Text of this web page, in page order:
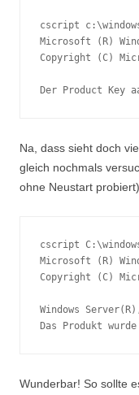
cscript
Microsoft (R)
Copyright (C)
Na, dass sieht doch
gleich nochmals
ohne Neustart
cscript
Microsoft (R)
Copyright (C)
Windows
Wunderbar! So sollte